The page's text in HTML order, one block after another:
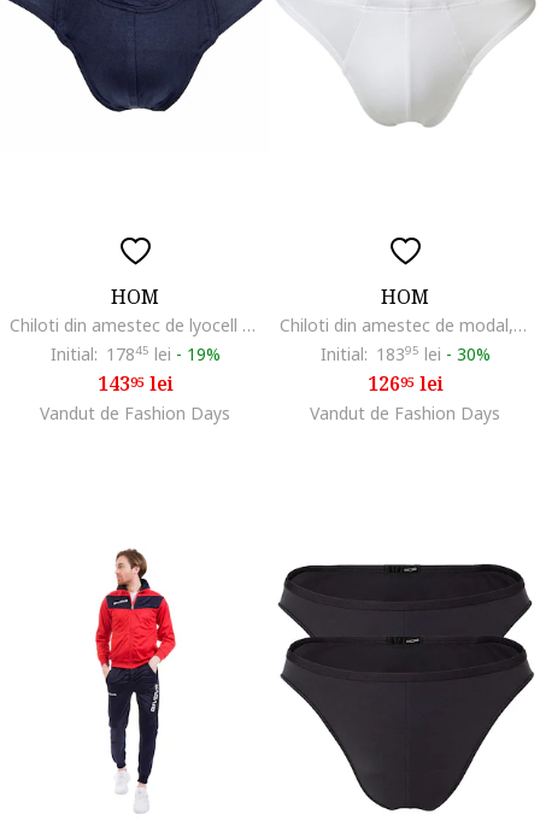
HOM
Chiloti din amestec de lyocell cu model uni, Albastru inchis
Initial: 17845 lei - 19%
14395lei
Vandut de Fashion Days
HOM
Chiloti din amestec de modal, Alb
Initial: 18395 lei - 30%
12695lei
Vandut de Fashion Days